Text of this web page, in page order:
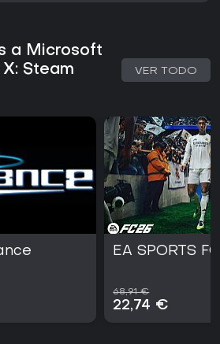
a Microsoft
Steam
VER TODO
EA SPORTS
68,91 €
22,74 €